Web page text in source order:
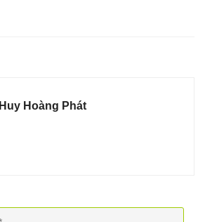
Huy Hoàng Phát